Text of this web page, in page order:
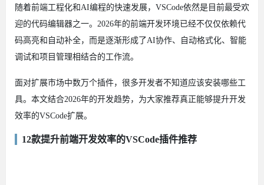
随着前端工程化和AI编程的快速发展，VSCode依然是目前最受欢
迎的代码编辑器之一。2026年的前端开发环境已经不仅仅依赖代
码高亮和自动补全，而是逐渐形成了AI协作、自动格式化、智能
调试和项目管理相结合的工作流。
面对扩展市场中数万个插件，很多开发者不知道应该安装哪些工
具。本文结合2026年的开发趋势，为大家推荐真正能够提升开发
效率的VSCode扩展。
12款提升前端开发效率的VSCode插件推荐